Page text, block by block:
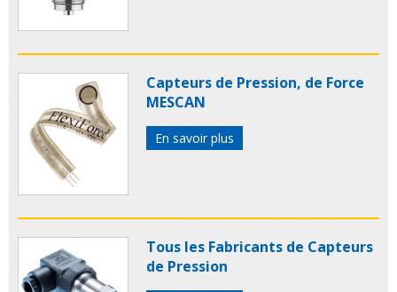
Capteurs de Pression, de Force
MESCAN
En savoir plus
Tous les Fabricants de Capteurs
de Pression